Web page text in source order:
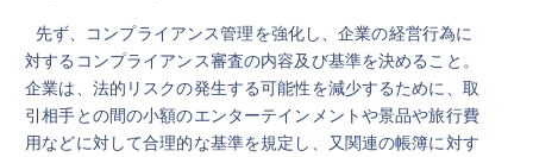
先ず、コンプライアンス管理を強化し、企業の経営行為に
対するコンプライアンス審査の内容及び基準を決めること。
企業は、法的リスクの発生する可能性を減少するために、取
引相手との間の小額のエンターテインメントや景品や旅行費
用などに対して合理的な基準を規定し、又関連の帳簿に対す